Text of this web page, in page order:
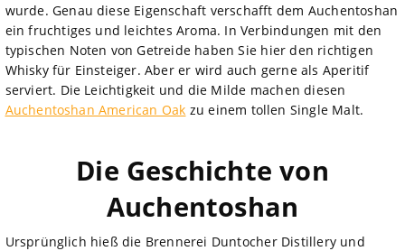
wurde. Genau diese Eigenschaft verschafft dem Auchentoshan
ein fruchtiges und leichtes Aroma. In Verbindungen mit den
typischen Noten von Getreide haben Sie hier den richtigen
Whisky für Einsteiger. Aber er wird auch gerne als Aperitif
serviert. Die Leichtigkeit und die Milde machen diesen
Auchentoshan American Oak zu einem tollen Single Malt.
Die Geschichte von
Auchentoshan
Ursprünglich hieß die Brennerei Duntocher Distillery und